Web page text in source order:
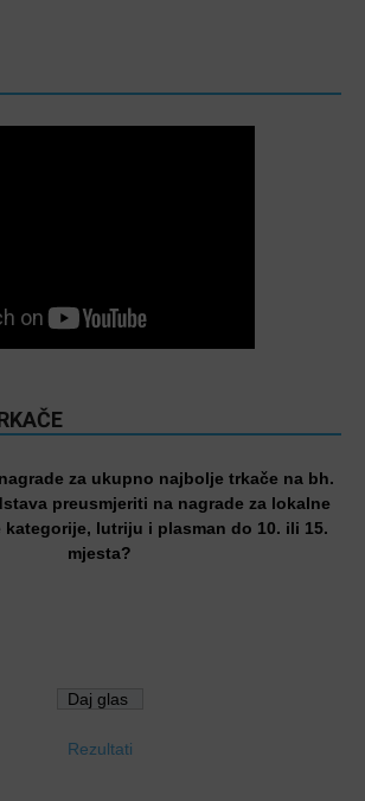
za ukupno najbolje trkače na bh.
preusmjeriti na nagrade za lokalne
kategorije, lutriju i plasman do 10. ili 15.
mjesta?
Rezultati